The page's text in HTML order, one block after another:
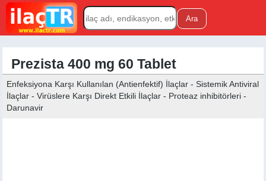
Prezista 400 mg 60 Tablet
Enfeksiyona Karşı Kullanılan (Antienfektif) İlaçlar - Sistemik Antiviral
İlaçlar - Virüslere Karşı Direkt Etkili İlaçlar - Proteaz inhibitörleri -
Darunavir